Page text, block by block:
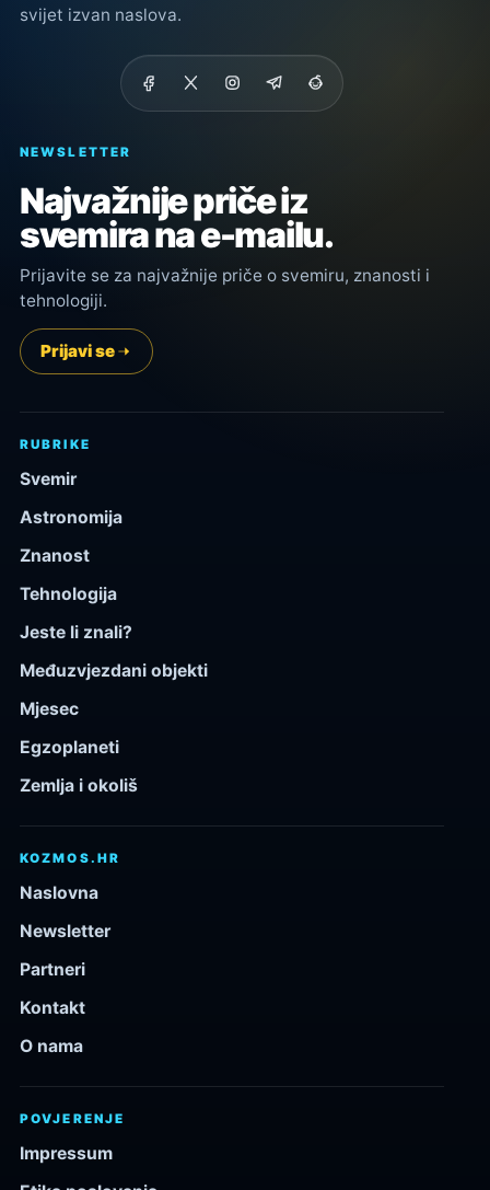
svijet izvan naslova.
NEWSLETTER
Najvažnije priče iz
svemira na e-mailu.
Prijavite se za najvažnije priče o svemiru, znanosti i
tehnologiji.
Prijavi se
RUBRIKE
Svemir
Astronomija
Znanost
Tehnologija
Jeste li znali?
Međuzvjezdani objekti
Mjesec
Egzoplaneti
Zemlja i okoliš
KOZMOS.HR
Naslovna
Newsletter
Partneri
Kontakt
O nama
POVJERENJE
Impressum